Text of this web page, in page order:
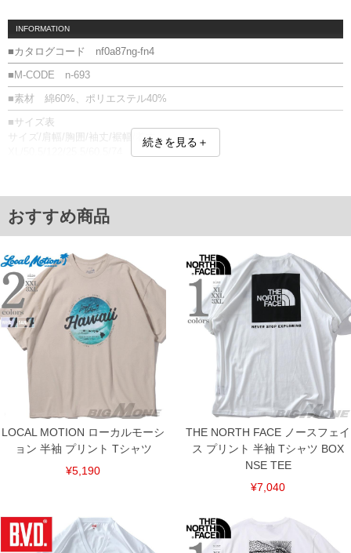
INFORMATION
■カタログコード nf0a87ng-fn4
■M-CODE n-693
■素材 綿60%、ポリエステル40%
■サイズ表
サイズ/肩幅/胸囲/袖丈/裾幅/着丈
返品交換希望の方は、商品到着後1週間以内にご連絡ください。
※【ボトムの裾上げをご希望の場合】
裾上げ料金は500円+税となります。
備考欄に股下●cmとご記入下さい。（裾上げ無料対象商品は1本につき税込6,000円以
上の品が対象。1本5,999円以下の商品は有料（500円+税）となります。）
出荷まで約1週間～20日間程お時間を頂く場合がございます。
尚、裾上げした商品は返品・交換不可となりますので、予めご了承下さい。
一部、お直しに対応出来ない商品がございます。(例：裾にファスナーや調節ひもが付
いている、極端なデザインが施されている等)
※商品によって若干のサイズの誤差がございます。また、お客様がご使用の環境（コ
ンピュータ画面）によって、商品の色味が若干異なる場合がございます。予めご了承
ください。
※当店での掲載商品は、実店鋪と在庫を共用しておりますので店頭での売り違い、店
舗からのお取り寄せ等により、お客様にご迷惑をお掛けしてしまう場合がございま
す。そのようなことがない様最大限に努めておりますが、もしあった場合速やかにご
連絡させて頂きますので予めご了承ください。
続きを見る＋
おすすめ商品
LOCAL MOTION ローカルモーシ
ョン 半袖 プリント Tシャツ
¥5,190
THE NORTH FACE ノースフェイ
ス プリント 半袖 Tシャツ BOX
NSE TEE
¥7,040